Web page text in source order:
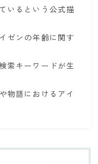
いるという公式描
ゼンの年齢に関す
索キーワードが生
物語におけるアイ